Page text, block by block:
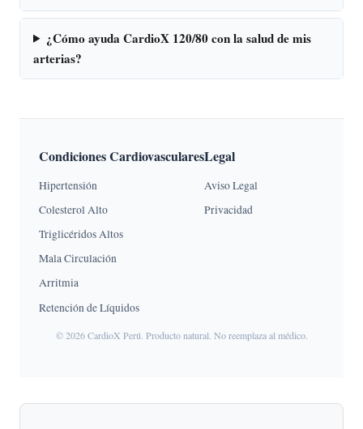
¿Cómo ayuda CardioX 120/80 con la salud de mis
arterias?
Condiciones Cardiovasculares
Hipertensión
Colesterol Alto
Triglicéridos Altos
Mala Circulación
Arritmia
Retención de Líquidos
Legal
Aviso Legal
Privacidad
© 2026 CardioX Perú. Producto natural. No reemplaza al médico.